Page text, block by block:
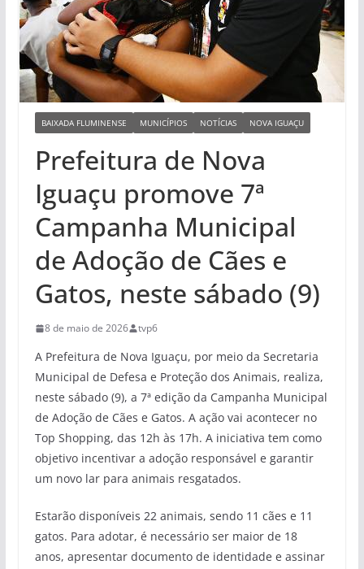
BAIXADA FLUMINENSE MUNICÍPIOS NOTÍCIAS NOVA IGUAÇU
Prefeitura de Nova
Iguaçu promove 7ª
Campanha Municipal
de Adoção de Cães e
Gatos, neste sábado (9)
8 de maio de 2026 tvp6
A Prefeitura de Nova Iguaçu, por meio da Secretaria
Municipal de Defesa e Proteção dos Animais, realiza,
neste sábado (9), a 7ª edição da Campanha Municipal
de Adoção de Cães e Gatos. A ação vai acontecer no
Top Shopping, das 12h às 17h. A iniciativa tem como
objetivo incentivar a adoção responsável e garantir
um novo lar para animais resgatados.
Estarão disponíveis 22 animais, sendo 11 cães e 11
gatos. Para adotar, é necessário ser maior de 18
anos, apresentar documento de identidade e assinar